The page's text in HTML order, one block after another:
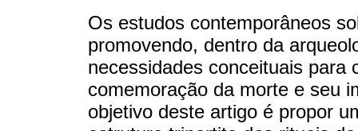
Os estudos contemporâneos
promovendo, dentro da
necessidades conceituais para
comemoração da morte e seu
objetivo deste artigo é propor